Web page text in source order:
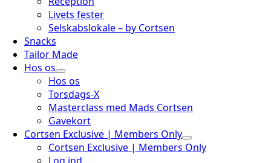
Livets fester
Selskabslokale – by Cortsen
Snacks
Tailor Made
Hos os
Hos os
Torsdags-X
Masterclass med Mads Cortsen
Gavekort
Cortsen Exclusive | Members Only
Cortsen Exclusive | Members Only